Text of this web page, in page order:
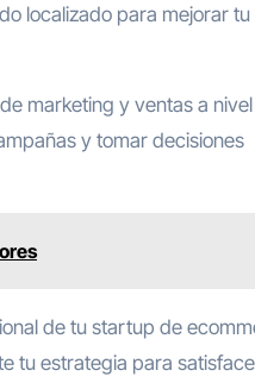
localizado para mejorar tu
marketing y ventas a nivel
y tomar decisiones
de tu startup de
tu estrategia para